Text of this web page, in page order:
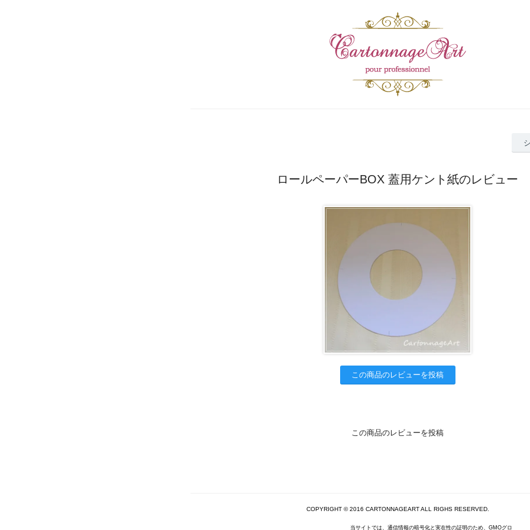
ロールペーパーBOX 蓋用ケント紙のレビュー
この商品のレビューを投稿
この商品のレビューを投稿
COPYRIGHT © 2016 CARTONNAGEART ALL RIGHS RESERVED.
当サイトでは、通信情報の暗号化と実在性の証明のため、GMOグロ